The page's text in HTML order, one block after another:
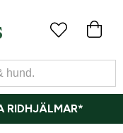
RIDHJÄLMAR*